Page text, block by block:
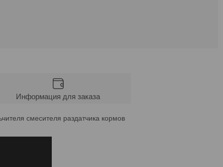
Информация для заказа
смесителя раздатчика кормов